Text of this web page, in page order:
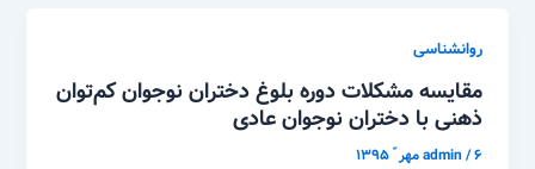
روانشناسی
مقایسه مشکلات دوره بلوغ دختران نوجوان کم‌توان
ذهنی با دختران نوجوان عادی
admin/۶ مهر ّ ۱۳۹۵